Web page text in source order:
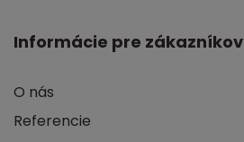
Informácie pre zákazníkov
O nás
Referencie